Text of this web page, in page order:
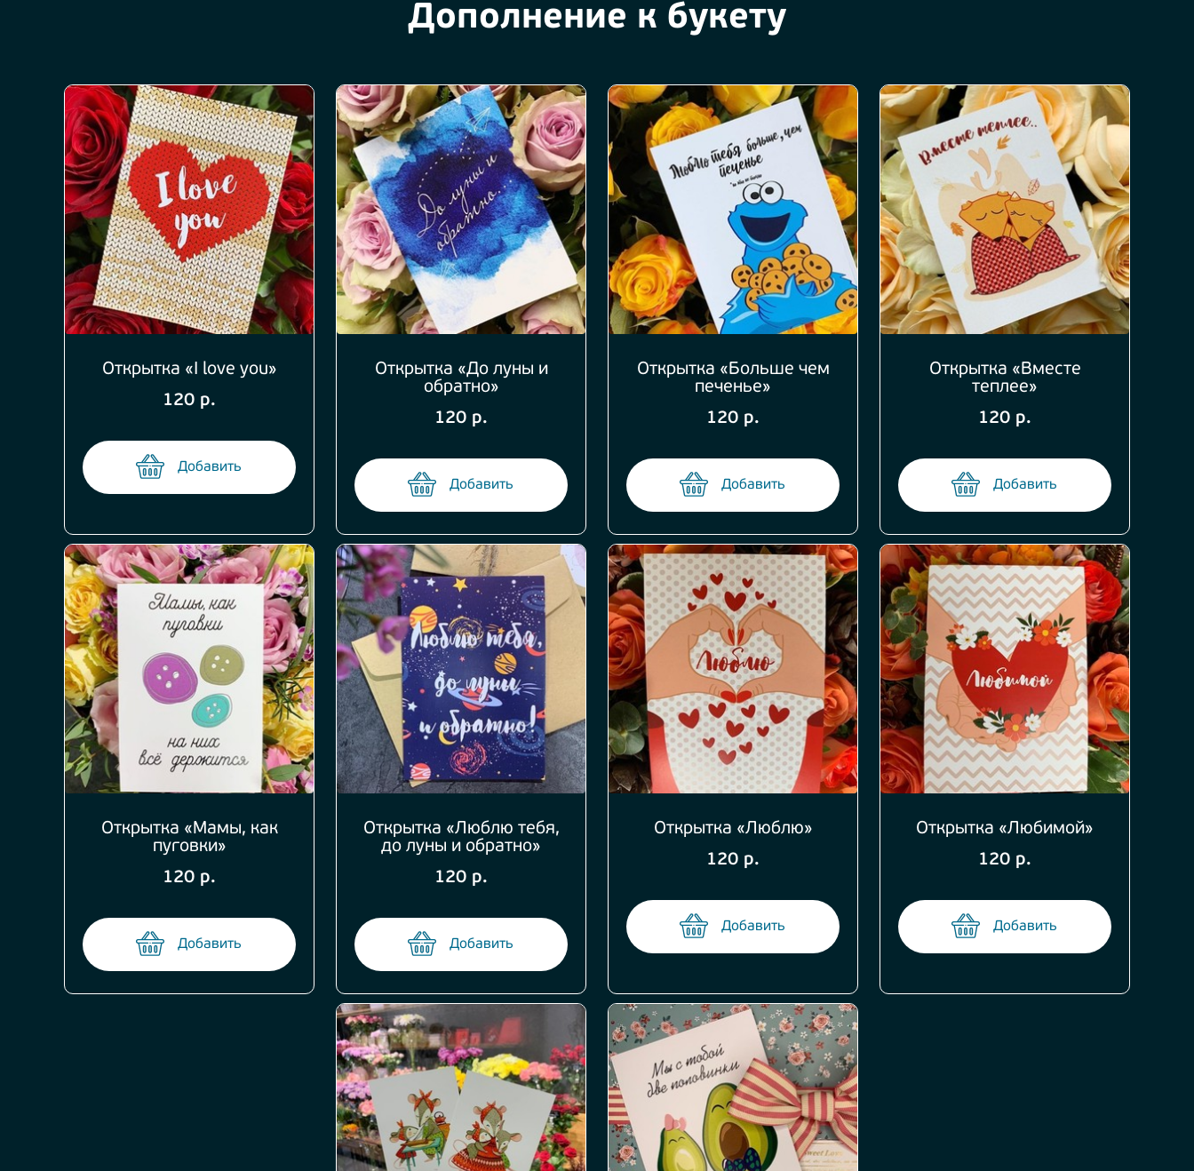
Дополнение к букету
Открытка «I love you»
120 р.
Добавить
Открытка «До луны и
обратно»
120 р.
Добавить
Открытка «Больше чем
печенье»
120 р.
Добавить
Открытка «Вместе
теплее»
120 р.
Добавить
Открытка «Мамы, как
пуговки»
120 р.
Добавить
Открытка «Люблю тебя,
до луны и обратно»
120 р.
Добавить
Открытка «Люблю»
120 р.
Добавить
Открытка «Любимой»
120 р.
Добавить